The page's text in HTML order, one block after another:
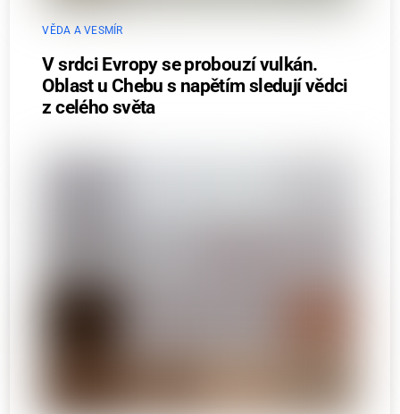
VĚDA A VESMÍR
V srdci Evropy se probouzí vulkán.
Oblast u Chebu s napětím sledují vědci
z celého světa